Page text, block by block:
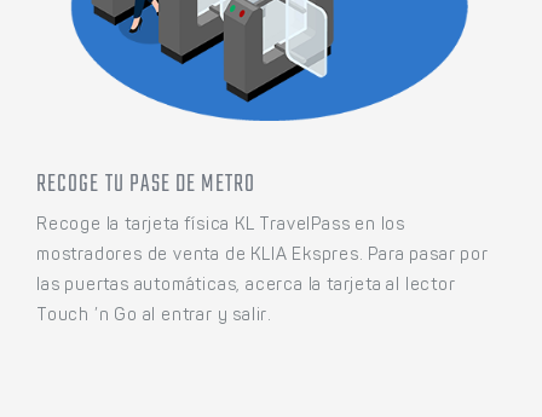
RECOGE TU PASE DE METRO
Recoge la tarjeta física KL TravelPass en los
mostradores de venta de KLIA Ekspres. Para pasar por
las puertas automáticas, acerca la tarjeta al lector
Touch ’n Go al entrar y salir.